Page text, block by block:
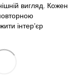
вигляд. Кожен
інтер’єр